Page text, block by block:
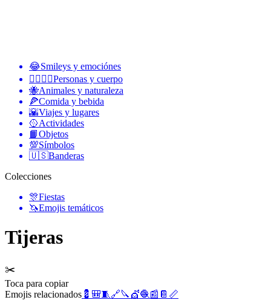
😂Smileys y emociónes
👩‍❤️‍💋‍👨Personas y cuerpo
🐝Animales y naturaleza
🍕Comida y bebida
🌇Viajes y lugares
🥎Actividades
📙Objetos
💯Símbolos
🇺🇸Banderas
Colecciones
🎊Fiestas
🦄Emojis temáticos
Tijeras
✂️
Toca para copiar
Emojis relacionados 💈 🎒🧵 🔗🔪 💇🧶 📰 📔 📏